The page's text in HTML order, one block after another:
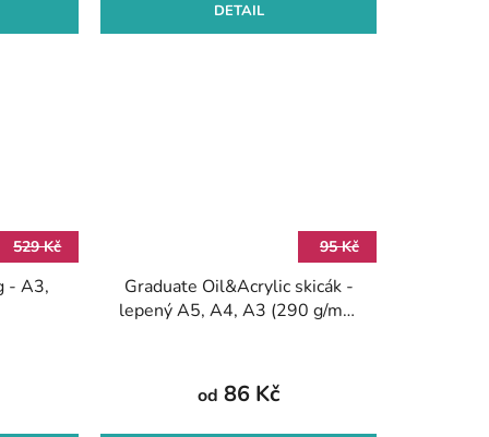
DETAIL
529 Kč
- A3,
95 Kč
Graduate Oil&Acrylic skicák -
lepený A5, A4, A3 (290 g/m2,
od 86 Kč